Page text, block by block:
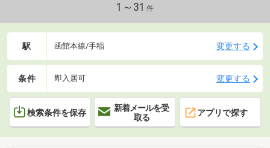
1～31 件
駅 函館本線/手稲 変更する
条件 即入居可 変更する
検索条件を保存
新着メールを受
取る
アプリで探す